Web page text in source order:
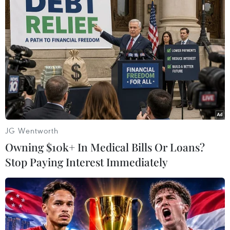
nhau để tận dụng tối đa các cơ hội trong lĩnh
vực khoa học và công nghệ.
Tổng Bí thư Tô Lâm và Tổng thống Cộng hòa Indonesia, Chủ
tịch Đảng Phong trào Indonesia vĩ đại (Gerindra) Prabowo
Subianto chứng kiễn lễ trao các văn kiện hợp tác 2 nước. (Ảnh:
Thống Nhất/TTXVN)
JG Wentworth
Owning $10k+ In Medical Bills Or Loans?
Stop Paying Interest Immediately